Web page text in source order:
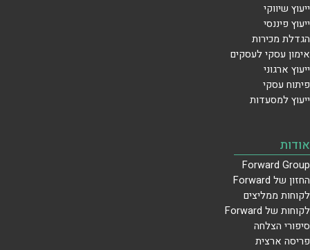
ייעוץ שיווקי
ייעוץ פיננסי
הגדלת מכירות
אימון עסקי לעסקים
ייעוץ ארגוני
פיתוח עסקי
ייעוץ למסעדות
אודות
Forward Group
החזון של Forward
לקוחות ממליצים
לקוחות של Forward
סיפורי הצלחה
פריסה ארצית